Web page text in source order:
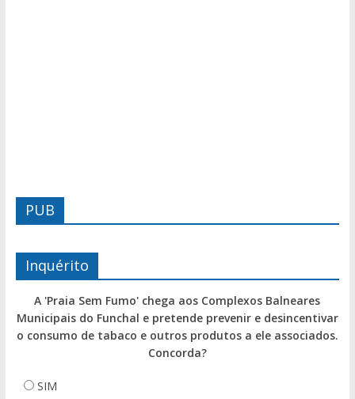
PUB
Inquérito
A 'Praia Sem Fumo' chega aos Complexos Balneares
Municipais do Funchal e pretende prevenir e desincentivar
o consumo de tabaco e outros produtos a ele associados.
Concorda?
SIM